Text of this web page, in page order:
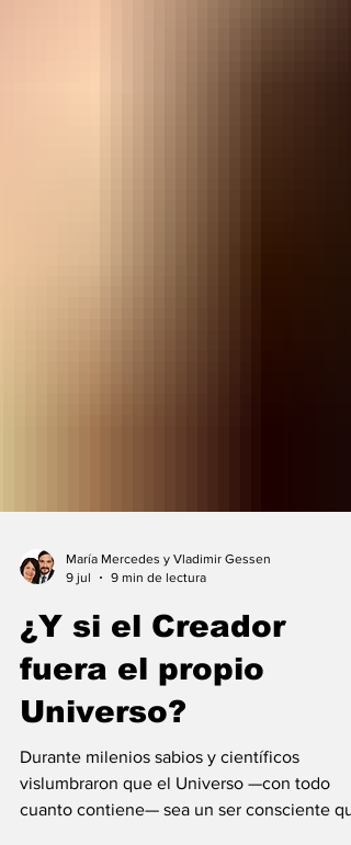
María Mercedes y Vladimir Gessen
9 jul
9 min de lectura
¿Y si el Creador
fuera el propio
Universo?